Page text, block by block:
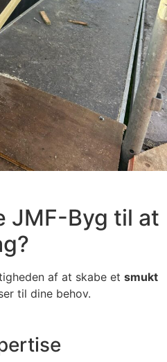
JMF-Byg til at
af at skabe et smukt
til dine behov.